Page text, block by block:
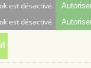
est désactivé.
est désactivé.